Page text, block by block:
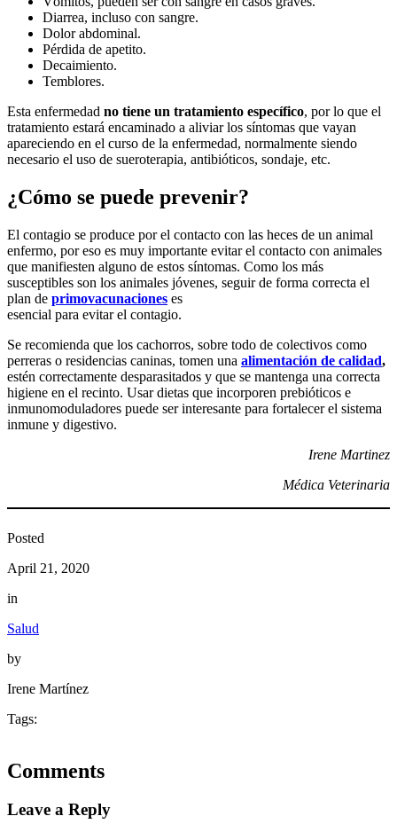
Diarrea, incluso con sangre.
Dolor abdominal.
Pérdida de apetito.
Decaimiento.
Temblores.
Esta enfermedad no tiene un tratamiento específico, por lo que el
tratamiento estará encaminado a aliviar los síntomas que vayan
apareciendo en el curso de la enfermedad, normalmente siendo
necesario el uso de sueroterapia, antibióticos, sondaje, etc.
¿Cómo se puede prevenir?
El contagio se produce por el contacto con las heces de un animal
enfermo, por eso es muy importante evitar el contacto con animales
que manifiesten alguno de estos síntomas. Como los más
susceptibles son los animales jóvenes, seguir de forma correcta el
plan de primovacunaciones es
esencial para evitar el contagio.
Se recomienda que los cachorros, sobre todo de colectivos como
perreras o residencias caninas, tomen una alimentación de calidad,
estén correctamente desparasitados y que se mantenga una correcta
higiene en el recinto. Usar dietas que incorporen prebióticos e
inmunomoduladores puede ser interesante para fortalecer el sistema
inmune y digestivo.
Irene Martinez
Médica Veterinaria
Posted
April 21, 2020
in
Salud
by
Irene Martínez
Tags:
Comments
Leave a Reply